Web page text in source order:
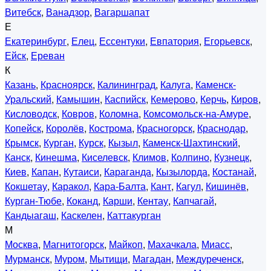
Витебск, Ванадзор, Вагаршапат
Е
Екатеринбург, Елец, Ессентуки, Евпатория, Егорьевск,
Ейск, Ереван
К
Казань, Красноярск, Калининград, Калуга, Каменск-
Уральский, Камышин, Каспийск, Кемерово, Керчь, Киров,
Кисловодск, Ковров, Коломна, Комсомольск-на-Амуре,
Копейск, Королёв, Кострома, Красногорск, Краснодар,
Крымск, Курган, Курск, Кызыл, Каменск-Шахтинский,
Канск, Кинешма, Киселевск, Климов, Колпино, Кузнецк,
Киев, Капан, Кутаиси, Караганда, Кызылорда, Костанай,
Кокшетау, Каракол, Кара-Балта, Кант, Кагул, Кишинёв,
Курган-Тюбе, Коканд, Карши, Кентау, Капчагай,
Кандыагаш, Каскелен, Каттакурган
М
Москва, Магнитогорск, Майкоп, Махачкала, Миасс,
Мурманск, Муром, Мытищи, Магадан, Междуреченск,